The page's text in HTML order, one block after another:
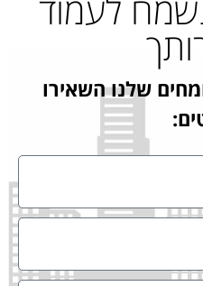
לעמוד
שלנו השאירו